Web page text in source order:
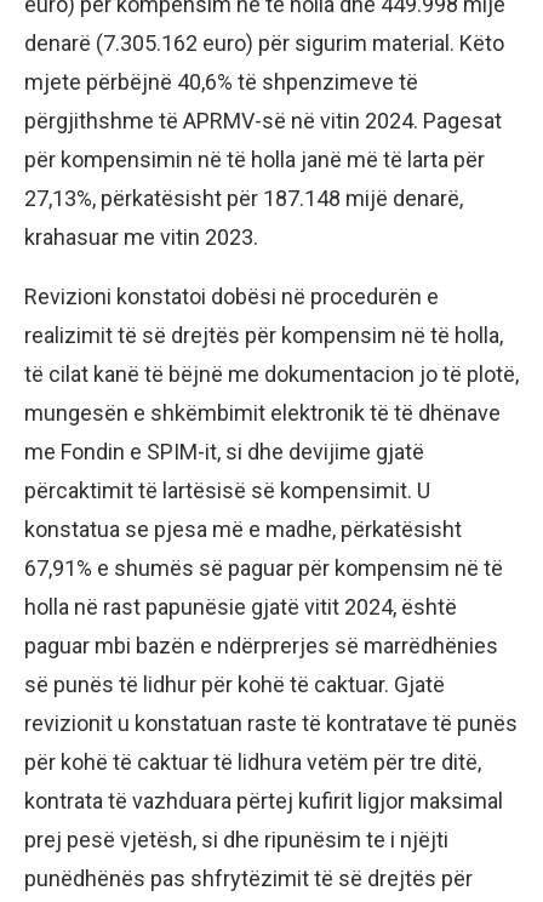
denarë (7.305.162 euro) për sigurim material. Këto
mjete përbëjnë 40,6% të shpenzimeve të
përgjithshme të APRMV-së në vitin 2024. Pagesat
për kompensimin në të holla janë më të larta për
27,13%, përkatësisht për 187.148 mijë denarë,
krahasuar me vitin 2023.
Revizioni konstatoi dobësi në procedurën e
realizimit të së drejtës për kompensim në të holla,
të cilat kanë të bëjnë me dokumentacion jo të plotë,
mungesën e shkëmbimit elektronik të të dhënave
me Fondin e SPIM-it, si dhe devijime gjatë
përcaktimit të lartësisë së kompensimit. U
konstatua se pjesa më e madhe, përkatësisht
67,91% e shumës së paguar për kompensim në të
holla në rast papunësie gjatë vitit 2024, është
paguar mbi bazën e ndërprerjes së marrëdhënies
së punës të lidhur për kohë të caktuar. Gjatë
revizionit u konstatuan raste të kontratave të punës
për kohë të caktuar të lidhura vetëm për tre ditë,
kontrata të vazhduara përtej kufirit ligjor maksimal
prej pesë vjetësh, si dhe ripunësim te i njëjti
punëdhënës pas shfrytëzimit të së drejtës për